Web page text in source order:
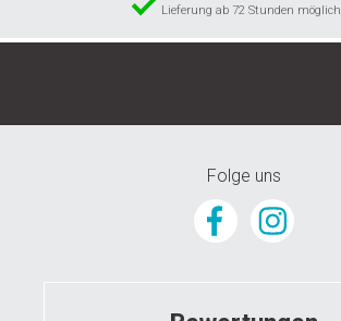
Lieferung ab 72 Stunden möglich
Folge uns